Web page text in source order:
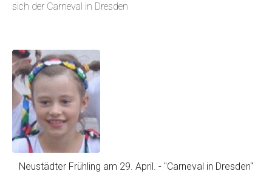
sich der Carneval in Dresden
Neustädter Frühling am 29. April. - "Carneval in Dresden"